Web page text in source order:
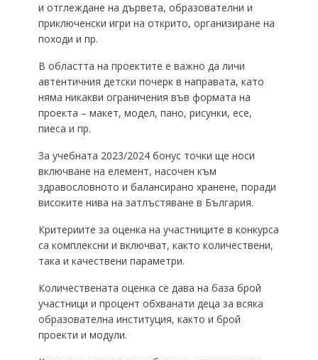
и отглеждане на дървета, образователни и
приключенски игри на открито, организиране на
походи и пр.
В областта на проектите е важно да личи
автентичния детски почерк в направата, като
няма никакви ограничения във формата на
проекта – макет, модел, пано, рисунки, есе,
пиеса и пр.
За учебната 2023/2024 бонус точки ще носи
включване на елемент, насочен към
здравословното и балансирано хранене, поради
високите нива на затлъстяване в България.
Критериите за оценка на участниците в конкурса
са комплексни и включват, както количествени,
така и качествени параметри.
Количествената оценка се дава на база брой
участници и процент обхванати деца за всяка
образователна институция, както и брой
проекти и модули.